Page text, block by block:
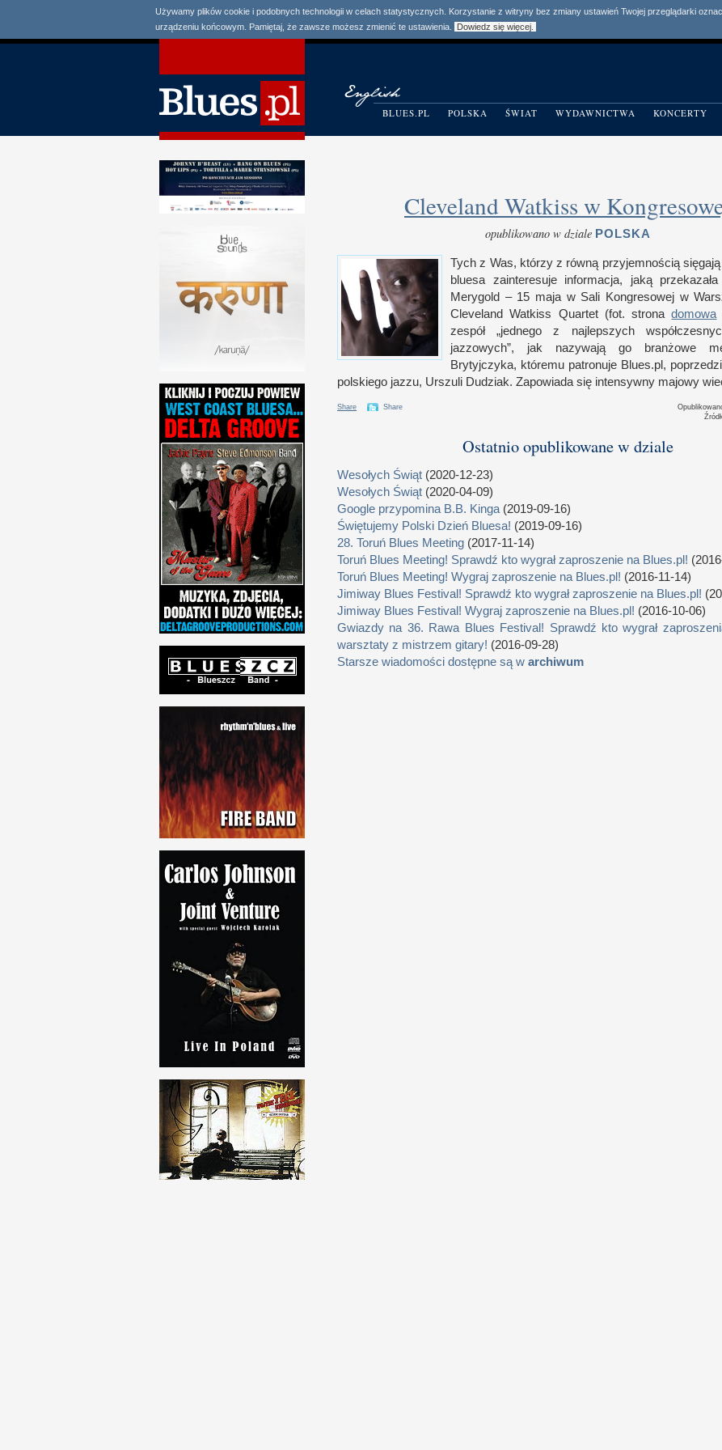
Używamy plików cookie i podobnych technologii w celach statystycznych. Korzystanie z witryny bez zmiany ustawień Twojej przeglądarki
urządzeniu końcowym. Pamiętaj, że zawsze możesz zmienić te ustawienia.
Dowiedz się więcej.
BLUES.PL POLSKA ŚWIAT WYDAWNICTWA KONCERTY
Cleveland Watkiss w
opublikowano w dziale POLSKA
Tychz Was, którzyz równą przyjemnością
bluesa zainteresuje informacja, jaką
Merygold – 15 maja w Sali Kongresowej w W
Cleveland Watkiss Quartet (fot. stronadomowa
zespół „jednegoz najlepszych
jazzowych”, jak nazywają go branżowe
Brytyjczyka, któremu patronuje Blues.pl,
polskiego jazzu, Urszuli Dudziak. Zapowiada się intensywny majowy
Share Share
Ostatnio opublikowane w dziale
Wesołych Świąt (2020-12-23)
Wesołych Świąt (2020-04-09)
Google przypomina B.B. Kinga (2019-09-16)
Świętujemy Polski Dzień Bluesa! (2019-09-16)
28. Toruń Blues Meeting (2017-11-14)
Toruń Blues Meeting! Sprawdź kto wygrał zaproszenie na Blues.pl!
Toruń Blues Meeting! Wygraj zaproszenie na Blues.pl! (2016-11-14)
Jimiway Blues Festival! Sprawdź kto wygrał zaproszenie na Blues.pl!
Jimiway Blues Festival! Wygraj zaproszenie na Blues.pl! (2016-10-06)
Gwiazdy na 36. Rawa Blues Festival! Sprawdź kto wygrał
warsztaty z mistrzem gitary! (2016-09-28)
Starsze wiadomości dostępne są w archiwum